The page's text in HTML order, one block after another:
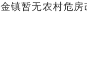
镇暂无农村危房